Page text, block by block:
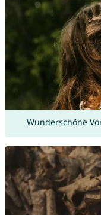
Wunderschöne